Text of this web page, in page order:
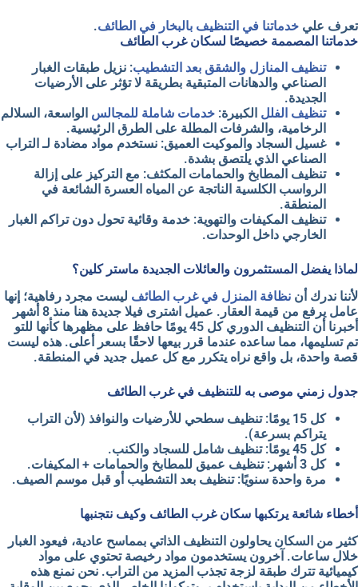
تعرف علي خدماتنا في التنظيف بالبخار في الطائف.
خدماتنا المصممة خصيصًا لسكان غرب الطائف
تنظيف المنازل والشقق بعد التشطيب: نزيل طبقات الغبار
الصناعي والدهانات المتبقية بطريقة لا تؤثر على الأرضيات
الجديدة.
تنظيف الفلل الكبيرة: خدمات شاملة للمجالس الواسعة، السلالم
الرخامية، والشرفات المطلة على الطرق الرئيسية.
غسيل السجاد والموكيت العميق: نستخدم مواد مضادة لـ التراب
الصناعي الذي يلتصق بشدة.
تنظيف المطابخ والحمامات المكثف: مع التركيز على إزالة
الرواسب الكلسية الناتجة عن المياه العسرة الشائعة في
المنطقة.
تنظيف المكيفات والتهوية: خدمة وقائية تحول دون تراكم الغبار
الخارجي داخل الوحدات.
لماذا يفضل المستثمرون والعائلات الجديدة ماستر كلين؟
لأننا ندرك أن نظافة المنزل في غرب الطائف ليست مجرد رفاهية؛ إنها
عامل يرفع من قيمة العقار
. عميل اشترى فيلا جديدة هنا منذ 8 أشهر
أخبرنا أن التنظيف الدوري كل 45 يومًا حافظ على مظهرها كأنها للتو
تم تسليمها، مما ساعده عندما قرر بيعها لاحقًا بسعر أعلى. هذه ليست
قصة واحدة، بل واقع نراه يتكرر مع كل عميل جديد في المنطقة.
جدول زمني موصى به للتنظيف في غرب الطائف
كل 15 يومًا
: تنظيف سطحي للأرضيات والنوافذ (لأن التراب
يتراكم بسرعة).
كل 45 يومًا
: تنظيف شامل للسجاد والكنب.
كل 3 أشهر
: تنظيف عميق للمطابخ والحمامات + المكيفات.
مرة واحدة سنويًا: تنظيف بعد التشطيب أو قبل موسم الصيف.
أخطاء شائعة يرتكبها سكان غرب الطائف وكيف نتجنبها
كثير من السكان يحاولون التنظيف الذاتي بمماسح عادية، فيعود الغبار
خلال ساعات. آخرون يستخدمون مواد رخيصة تحتوي على مواد
كيميائية تترك طبقة لزجةتجذب المزيد من التراب. نحن نمنع هذه